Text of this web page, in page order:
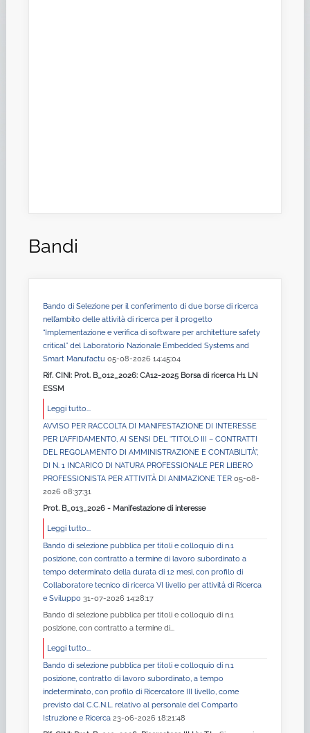
Bandi
Bando di Selezione per il conferimento di due borse di ricerca
nell’ambito delle attività di ricerca per il progetto
“Implementazione e verifica di software per architetture safety
critical” del Laboratorio Nazionale Embedded Systems and
Smart Manufactu 05-08-2026 14:45:04
Rif. CINI: Prot. B_012_2026: CA12-2025 Borsa di ricerca H1 LN
ESSM
Leggi tutto...
AVVISO PER RACCOLTA DI MANIFESTAZIONE DI INTERESSE
PER L’AFFIDAMENTO, AI SENSI DEL “TITOLO III – CONTRATTI
DEL REGOLAMENTO DI AMMINISTRAZIONE E CONTABILITÀ”,
DI N. 1 INCARICO DI NATURA PROFESSIONALE PER LIBERO
PROFESSIONISTA PER ATTIVITÀ DI ANIMAZIONE TER 05-08-
2026 08:37:31
Prot. B_013_2026 - Manifestazione di interesse
Leggi tutto...
Bando di selezione pubblica per titoli e colloquio di n.1
posizione, con contratto a termine di lavoro subordinato a
tempo determinato della durata di 12 mesi, con profilo di
Collaboratore tecnico di ricerca VI livello per attività di Ricerca
e Sviluppo 31-07-2026 14:28:17
Bando di selezione pubblica per titoli e colloquio di n.1
posizione, con contratto a termine di...
Leggi tutto...
Bando di selezione pubblica per titoli e colloquio di n.1
posizione, contratto di lavoro subordinato, a tempo
indeterminato, con profilo di Ricercatore III livello, come
previsto dal C.C.N.L. relativo al personale del Comparto
Istruzione e Ricerca 23-06-2026 18:21:48